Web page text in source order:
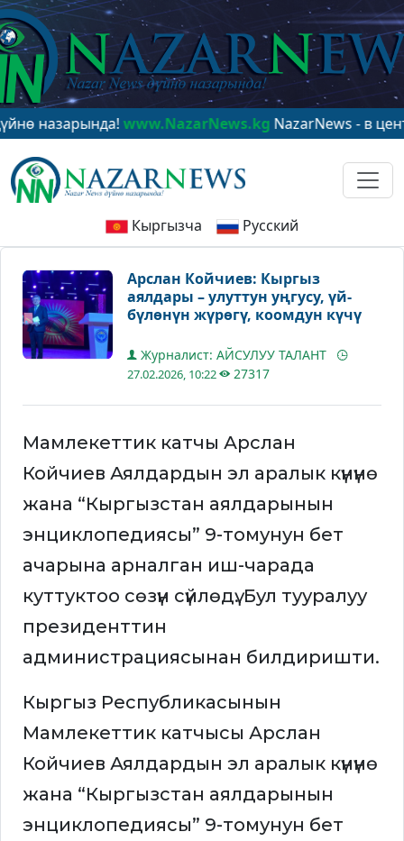
www.NazarNews.kgNazarNews - в центре
Кыргызча Русский
Арслан Койчиев: Кыргыз
аялдары – улуттун уңгусу, үй-
бүлөнүн жүрөгү, коомдун күчү
Журналист: АЙСУЛУУ ТАЛАНТ
27.02.2026, 10:22 27317
Мамлекеттик катчы Арслан
Койчиев Аялдардын эл аралык күнүнө
жана “Кыргызстан аялдарынын
энциклопедиясы” 9-томунун бет
ачарына арналган иш-чарада
куттуктоо сөзүн сүйлөдү. Бул тууралуу
президенттин
администрациясынан билдиришти.
Кыргыз Республикасынын
Мамлекеттик катчысы Арслан
Койчиев Аялдардын эл аралык күнүнө
жана “Кыргызстан аялдарынын
энциклопедиясы” 9-томунун бет